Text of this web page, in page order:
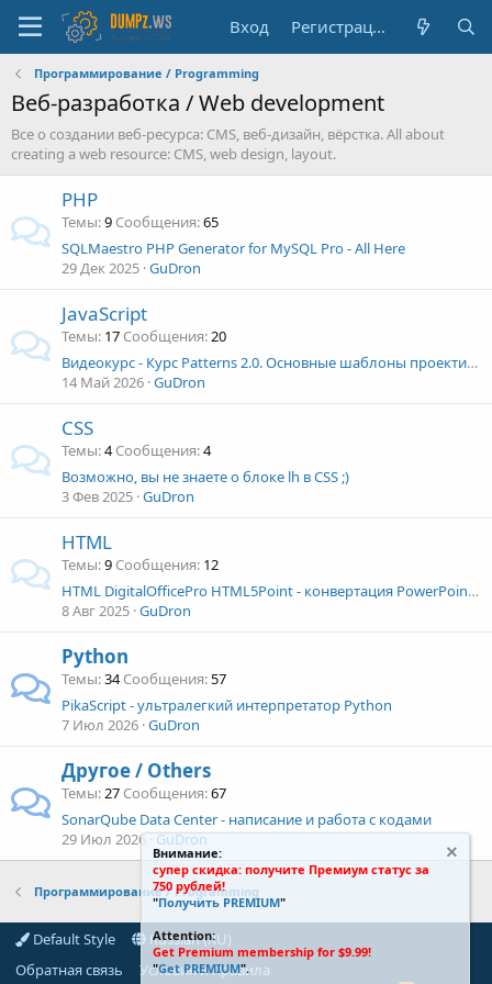
Вход Регистрация
Программирование / Programming
Веб-разработка / Web development
Все о создании веб-ресурса: CMS, веб-дизайн, вёрстка. All about
creating a web resource: CMS, web design, layout.
PHP
Темы 9 Сообщения 65
SQLMaestro PHP Generator for MySQL Pro - All Here
29 Дек 2025 GuDron
JavaScript
Темы 17 Сообщения 20
Видеокурс - Курс Patterns 2.0. Основные шаблоны проектирования приложений (JavaScript) (2025)
14 Май 2026 GuDron
CSS
Темы 4 Сообщения 4
Возможно, вы не знаете о блоке lh в CSS ;)
3 Фев 2025 GuDron
HTML
Темы 9 Сообщения 12
HTML DigitalOfficePro HTML5Point - конвертация PowerPoint в HTML5
8 Авг 2025 GuDron
Python
Темы 34 Сообщения 57
PikaScript - ультралегкий интерпретатор Python
7 Июл 2026 GuDron
Другое / Others
Темы 27 Сообщения 67
SonarQube Data Center - написание и работа с кодами
29 Июл 2026 GuDron
Программирование / Programming
Default Style
Russian (RU)
Обратная связь
Условия и правила
Внимание:
супер скидка: получите Премиум статус за
750 рублей!
"Получить PREMIUM"
Attention:
Get Premium membership for $9.99!
"Get PREMIUM".